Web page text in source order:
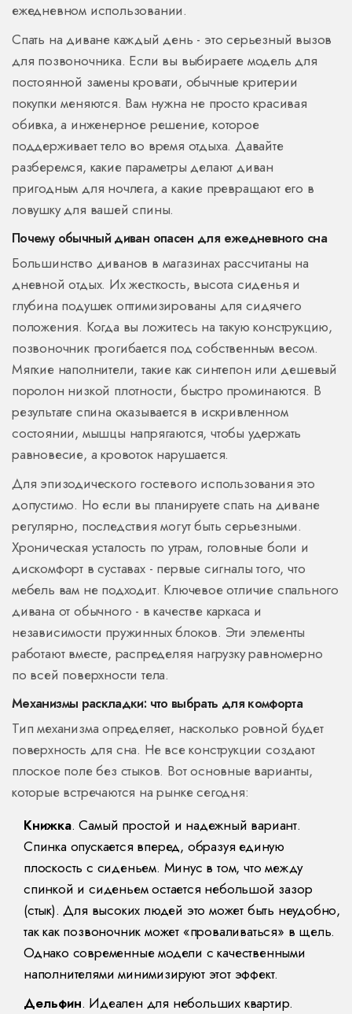
ежедневном использовании.
Спать на диване каждый день - это серьезный вызов
для позвоночника. Если вы выбираете модель для
постоянной замены кровати, обычные критерии
покупки меняются. Вам нужна не просто красивая
обивка, а инженерное решение, которое
поддерживает тело во время отдыха. Давайте
разберемся, какие параметры делают диван
пригодным для ночлега, а какие превращают его в
ловушку для вашей спины.
Почему обычный диван опасен для ежедневного сна
Большинство диванов в магазинах рассчитаны на
дневной отдых. Их жесткость, высота сиденья и
глубина подушек оптимизированы для сидячего
положения. Когда вы ложитесь на такую конструкцию,
позвоночник прогибается под собственным весом.
Мягкие наполнители, такие как синтепон или дешевый
поролон низкой плотности, быстро проминаются. В
результате спина оказывается в искривленном
состоянии, мышцы напрягаются, чтобы удержать
равновесие, а кровоток нарушается.
Для эпизодического гостевого использования это
допустимо. Но если вы планируете спать на диване
регулярно, последствия могут быть серьезными.
Хроническая усталость по утрам, головные боли и
дискомфорт в суставах - первые сигналы того, что
мебель вам не подходит. Ключевое отличие спального
дивана от обычного - в качестве каркаса и
независимости пружинных блоков. Эти элементы
работают вместе, распределяя нагрузку равномерно
по всей поверхности тела.
Механизмы раскладки: что выбрать для комфорта
Тип механизма определяет, насколько ровной будет
поверхность для сна. Не все конструкции создают
плоское поле без стыков. Вот основные варианты,
которые встречаются на рынке сегодня:
Книжка. Самый простой и надежный вариант.
Спинка опускается вперед, образуя единую
плоскость с сиденьем. Минус в том, что между
спинкой и сиденьем остается небольшой зазор
(стык). Для высоких людей это может быть неудобно,
так как позвоночник может «проваливаться» в щель.
Однако современные модели с качественными
наполнителями минимизируют этот эффект.
Дельфин. Идеален для небольших квартир.